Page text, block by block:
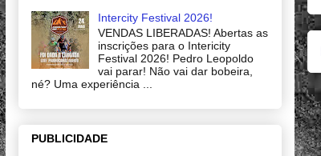
Intercity Festival 2026!
VENDAS LIBERADAS! Abertas as
inscrições para o Intericity
Festival 2026! Pedro Leopoldo
vai parar! Não vai dar bobeira,
né? Uma experiência ...
PUBLICIDADE